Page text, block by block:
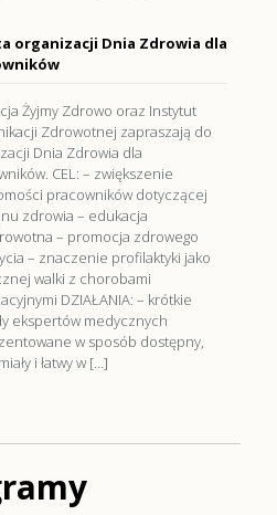
organizacji Dnia Zdrowia dla
Żyjmy Zdrowo oraz Instytut
Zdrowotnej zapraszają do
Dnia Zdrowia dla
CEL: – zwiększenie
pracowników dotyczącej
zdrowia – edukacja
– promocja zdrowego
– znaczenie profilaktyki jako
walki z chorobami
DZIAŁANIA: – krótkie
ekspertów medycznych
w sposób dostępny,
i łatwy w[…]